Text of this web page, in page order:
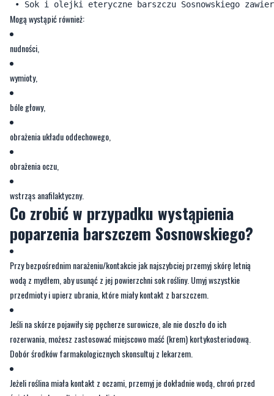
Mogą wystąpić również:
nudności,
wymioty,
bóle głowy,
obrażenia układu oddechowego,
obrażenia oczu,
wstrząs anafilaktyczny.
Co zrobić w przypadku wystąpienia
poparzenia barszczem Sosnowskiego?
Przy bezpośrednim narażeniu/kontakcie jak najszybciej przemyj skórę letnią
wodą z mydłem, aby usunąć z jej powierzchni sok rośliny. Umyj wszystkie
przedmioty i upierz ubrania, które miały kontakt z barszczem.
Jeśli na skórze pojawiły się pęcherze surowicze, ale nie doszło do ich
rozerwania, możesz zastosować miejscowo maść (krem) kortykosteriodową.
Dobór środków farmakologicznych skonsultuj z lekarzem.
Jeżeli roślina miała kontakt z oczami, przemyj je dokładnie wodą, chroń przed